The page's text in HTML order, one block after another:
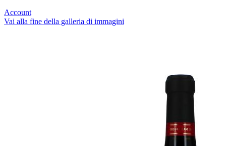
Account
Vai alla fine della galleria di immagini